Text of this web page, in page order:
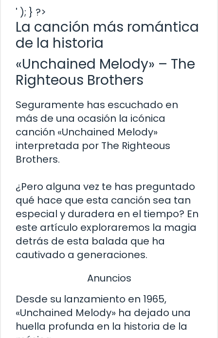
' ); } ?>
La canción más romántica
de la historia
«Unchained Melody» – The
Righteous Brothers
Seguramente has escuchado en
más de una ocasión la icónica
canción «Unchained Melody»
interpretada por The Righteous
Brothers.
¿Pero alguna vez te has preguntado
qué hace que esta canción sea tan
especial y duradera en el tiempo? En
este artículo exploraremos la magia
detrás de esta balada que ha
cautivado a generaciones.
Anuncios
Desde su lanzamiento en 1965,
«Unchained Melody» ha dejado una
huella profunda en la historia de la